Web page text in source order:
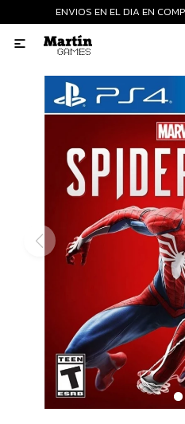
ENVIOS EN EL DIA EN

Consolas recertificadas
Juegos